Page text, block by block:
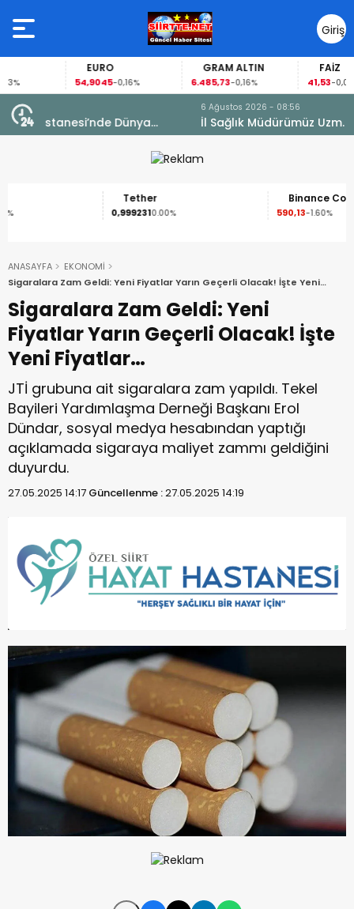
Giriş
Yap
EURO
54,9045-0,16%
GRAM ALTIN
6.485,73-0,16% -0,02%
İl Sağlık Müdürümüz Uzm. Dr. Besim Hacıoğlu,
Kurtalan Sağlıklı Hayat Merkezini Ziyaret Etti
Tether
0,9992310.00%
Binance Coin
-1.60%
ANASAYFA
EKONOMİ
Sigaralara Zam Geldi: Yeni Fiyatlar Yarın Geçerli Olacak! İşte Yeni
Fiyatlar…
Sigaralara Zam Geldi: Yeni
Fiyatlar Yarın Geçerli Olacak! İşte
Yeni Fiyatlar…
JTİ grubuna ait sigaralara zam yapıldı. Tekel
Bayileri Yardımlaşma Derneği Başkanı Erol
Dündar, sosyal medya hesabından yaptığı
açıklamada sigaraya maliyet zammı geldiğini
duyurdu.
27.05.2025 14:17 Güncellenme :27.05.2025 14:19